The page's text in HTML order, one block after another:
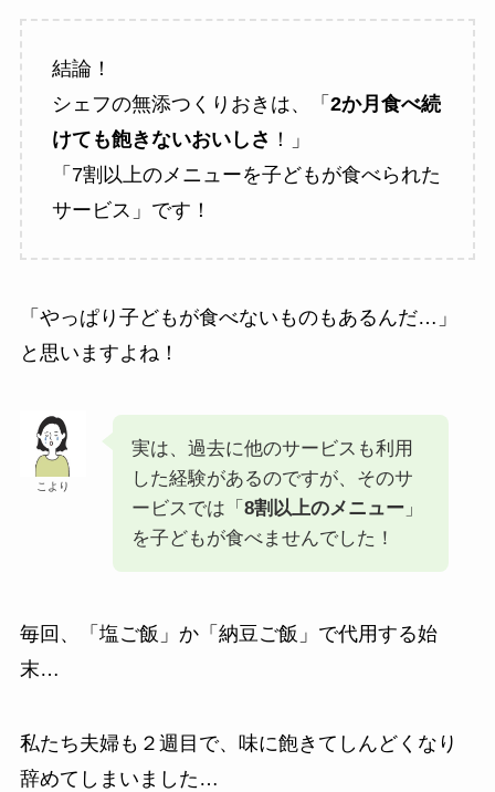
結論！
シェフの無添つくりおきは、「 2か月食べ続
けても飽きないおいしさ ！」
「7割以上のメニューを子どもが食べられた
サービス」です！
「やっぱり子どもが食べないものもあるんだ…」
と思いますよね！
こより
実は、過去に他のサービスも利用
した経験があるのですが、そのサ
ービスでは「 8割以上のメニュー」
を子どもが食べませんでした！
毎回、「塩ご飯」か「納豆ご飯」で代用する始
末…
私たち夫婦も２週目で、味に飽きてしんどくなり
辞めてしまいました…